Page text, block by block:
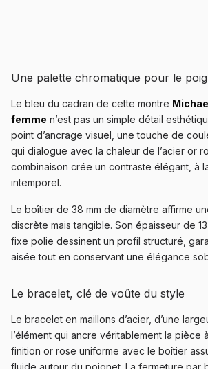
Une palette chromatique pour le
Le bleu du cadran de cette montre
femme n’est pas un simple détail
point d’ancrage visuel, une touche de
qui dialogue avec la chaleur de l’acier or
combinaison crée un contraste élégant, à
intemporel.
Le boîtier de 38 mm de diamètre affirme
discrète mais tangible. Son épaisseur de
fixe polie dessinent un profil structuré,
aisée tout en conservant une élégance
Le bracelet, clé de voûte du style
Le bracelet en maillons d’acier, d’une
l’élément qui ancre véritablement la pièce
finition or rose uniforme avec le boîtier
fluide autour du poignet. La fermeture par